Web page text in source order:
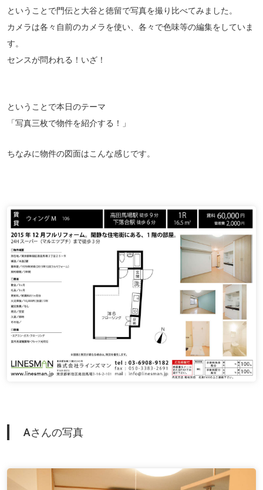
ということで門伝と大谷と徳留で写真を撮り比べてみました。
カメラは各々自前のカメラを使い、各々で色味等の編集をしていま
す。
センスが問われる！いざ！
ということで本日のテーマ
「写真三枚で物件を紹介する！」
ちなみに物件の図面はこんな感じです。
Aさんの写真